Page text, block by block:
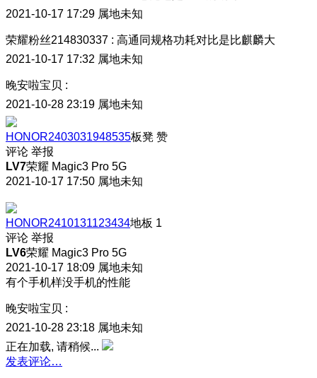
2021-10-17 17:29 属地未知
荣耀粉丝214830337 : 高通同规格功耗对比是比麒麟大
2021-10-17 17:32 属地未知
晚安啦宝贝 :
2021-10-28 23:19 属地未知
HONOR2403031948535板凳 赞
评论 举报
LV7荣耀 Magic3 Pro 5G
2021-10-17 17:50 属地未知
HONOR2410131123434地板 1
评论 举报
LV6荣耀 Magic3 Pro 5G
2021-10-17 18:09 属地未知
有个手机样没手机的性能
晚安啦宝贝 :
2021-10-28 23:18 属地未知
正在加载, 请稍候...
发表评论…